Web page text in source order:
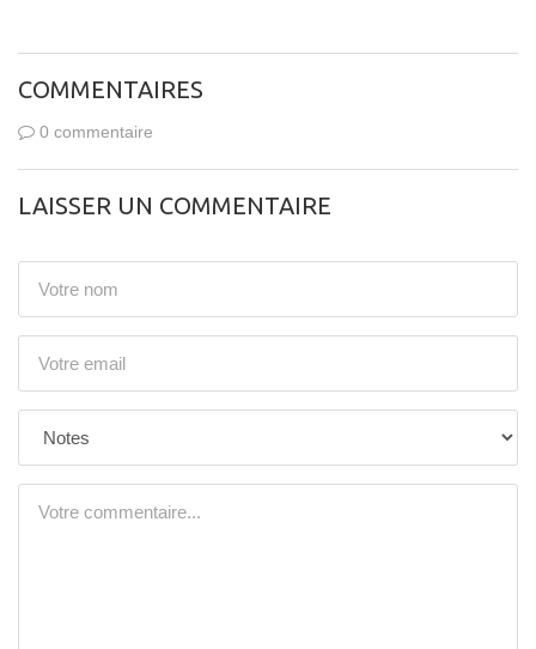
COMMENTAIRES
0 commentaire
LAISSER UN COMMENTAIRE